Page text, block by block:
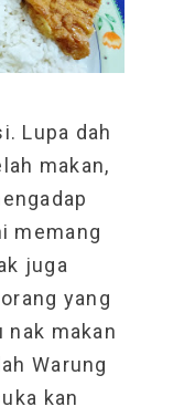
Lupa dah
makan,
memang
juga
yang
nak makan
Warung
kan